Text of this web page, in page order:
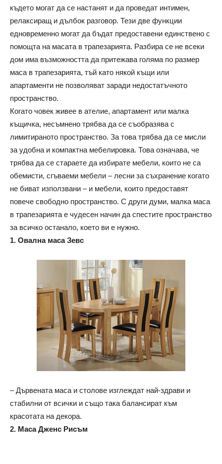
където могат да се настанят и да проведат интимен,
релаксиращ и дълбок разговор. Тези две функции
едновременно могат да бъдат предоставени единствено с
помощта на масата в трапезарията. Разбира се не всеки
дом има възможността да притежава голяма по размер
маса в трапезарията, тъй като някой къщи или
апартаменти не позволяват заради недостатъчното
пространство.
Когато човек живее в ателие, апартамент или малка
къщичка, несъмнено трябва да се съобразява с
лимитираното пространство. За това трябва да се мисли
за удобна и компактна мебелировка. Това означава, че
трябва да се стараете да избирате мебели, които не са
обемисти, сгъваеми мебели – лесни за съхранение когато
не биват използвани – и мебели, които предоставят
повече свободно пространство. С други думи, малка маса
в трапезарията е чудесен начин да спестите пространство
за всичко останало, което ви е нужно.
1. Овална маса Зевс
– Дървената маса и столове изглеждат най-здрави и
стабилни от всички и също така балансират към
красотата на декора.
2. Маса Дженс Рисъм